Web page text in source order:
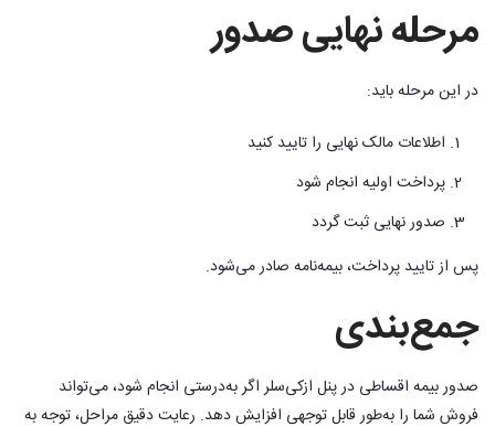
مرحله نهایی صدور
در این مرحله باید:
اطلاعات مالک نهایی را تایید کنید
پرداخت اولیه انجام شود
صدور نهایی ثبت گردد
پس از تایید پرداخت، بیمه‌نامه صادر می‌شود.
جمع‌بندی
صدور بیمه اقساطی در پنل ازکی‌سلر اگر به‌درستی انجام شود، می‌تواند
فروش شما را به‌طور قابل توجهی افزایش دهد. رعایت دقیق مراحل، توجه به